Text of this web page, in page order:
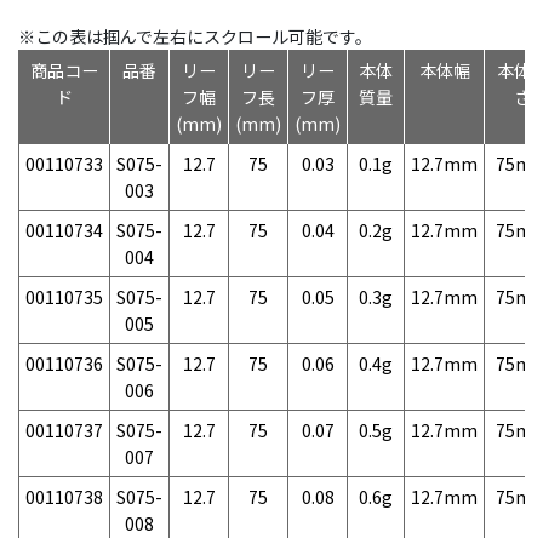
※この表は掴んで左右にスクロール可能です。
商品コー
ド
品番
リー
フ幅
(mm)
リー
フ長
(mm)
リー
フ厚
(mm)
本体
質量
本体幅
本体
さ
00110733 S075-
003
12.7 75 0.03 0.1g 12.7mm
00110734 S075-
004
12.7 75 0.04 0.2g 12.7mm
00110735 S075-
005
12.7 75 0.05 0.3g 12.7mm
00110736 S075-
006
12.7 75 0.06 0.4g 12.7mm
00110737 S075-
007
12.7 75 0.07 0.5g 12.7mm
00110738 S075-
008
12.7 75 0.08 0.6g 12.7mm